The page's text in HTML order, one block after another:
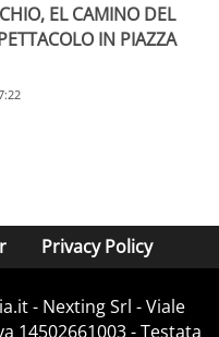
EL CAMINO DEL
IN PIAZZA
Privacy Policy
- Nexting Srl - Viale
14502661003 - Testata